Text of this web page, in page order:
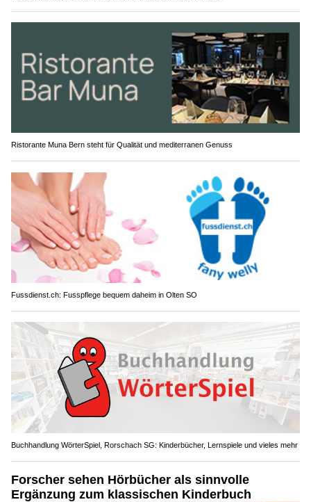
Ristorante Muna Bern steht für Qualität und mediterranen Genuss
Fussdienst.ch: Fusspflege bequem daheim in Olten SO
Buchhandlung WörterSpiel, Rorschach SG: Kinderbücher, Lernspiele und vieles mehr
Forscher sehen Hörbücher als sinnvolle
Ergänzung zum klassischen Kinderbuch